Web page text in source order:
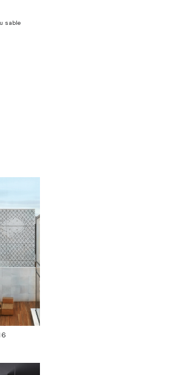
sable